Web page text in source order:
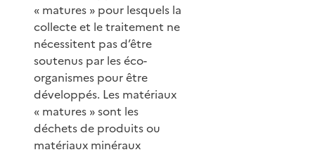
« matures » pour lesquels la
collecte et le traitement ne
nécessitent pas d’être
soutenus par les éco-
organismes pour être
développés. Les matériaux
« matures » sont les
déchets de produits ou
matériaux minéraux